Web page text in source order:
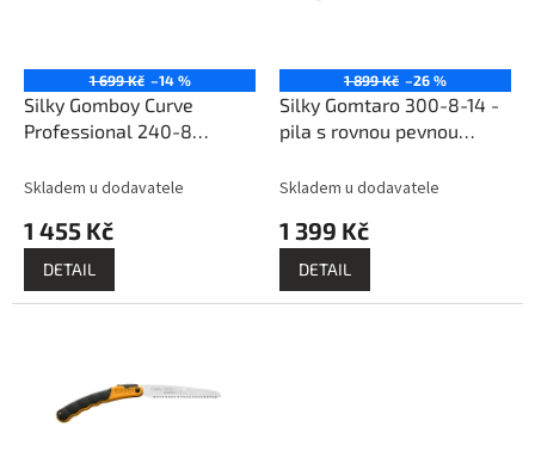
1 699 Kč –14 %
Silky Gomboy Curve
Professional 240-8
pila
Skladem u dodavatele
1 455 Kč
DETAIL
1 899 Kč –26 %
Silky Gomtaro 300-8-14 -
pila s rovnou pevnou
Skladem u dodavatele
1 399 Kč
DETAIL